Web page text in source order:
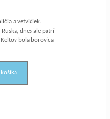
a vetvičiek.
dnes ale patrí
Keltov bola borovica
košíka